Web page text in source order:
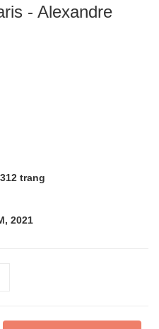
- Alexandre
trang
2021